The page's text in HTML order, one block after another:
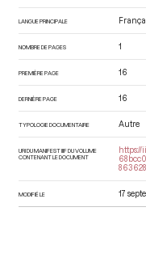
LANGUE PRINCIPALE
NOMBRE DE PAGES 1
PREMIÈRE PAGE 16
DERNIÈRE PAGE 16
TYPOLOGIE DOCUMENTAIRE Autre
URI DU MANIFEST IIIF DU VOLUME
CONTENANT LE DOCUMENT
https://
MODIFIÉ LE 17